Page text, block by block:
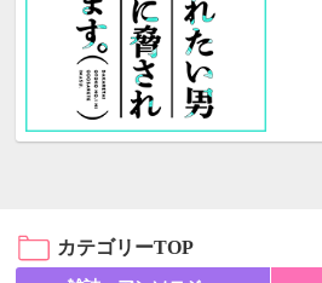
カテゴリーTOP